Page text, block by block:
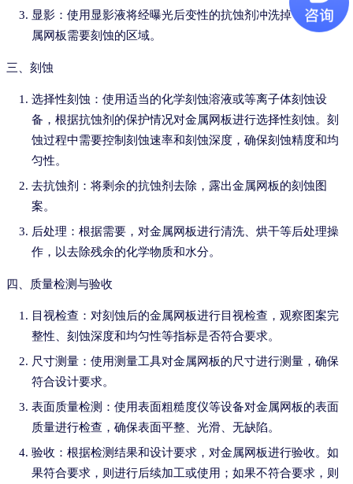
显影：使用显影液将经曝光后变性的抗蚀剂冲洗掉，露出金
属网板需要刻蚀的区域。
三、刻蚀
选择性刻蚀：使用适当的化学刻蚀溶液或等离子体刻蚀设
备，根据抗蚀剂的保护情况对金属网板进行选择性刻蚀。刻
蚀过程中需要控制刻蚀速率和刻蚀深度，确保刻蚀精度和均
匀性。
去抗蚀剂：将剩余的抗蚀剂去除，露出金属网板的刻蚀图
案。
后处理：根据需要，对金属网板进行清洗、烘干等后处理操
作，以去除残余的化学物质和水分。
四、质量检测与验收
目视检查：对刻蚀后的金属网板进行目视检查，观察图案完
整性、刻蚀深度和均匀性等指标是否符合要求。
尺寸测量：使用测量工具对金属网板的尺寸进行测量，确保
符合设计要求。
表面质量检测：使用表面粗糙度仪等设备对金属网板的表面
质量进行检查，确保表面平整、光滑、无缺陷。
验收：根据检测结果和设计要求，对金属网板进行验收。如
果符合要求，则进行后续加工或使用；如果不符合要求，则